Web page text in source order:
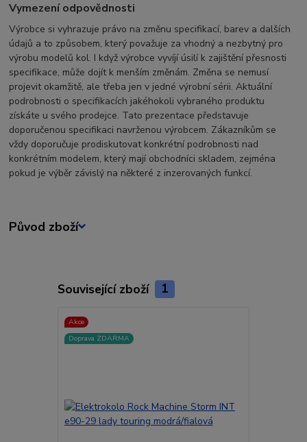
Vymezení odpovědnosti
Výrobce si vyhrazuje právo na změnu specifikací, barev a dalších
údajů a to způsobem, který považuje za vhodný a nezbytný pro
výrobu modelů kol. I když výrobce vyvíjí úsilí k zajištění přesnosti
specifikace, může dojít k menším změnám. Změna se nemusí
projevit okamžitě, ale třeba jen v jedné výrobní sérii. Aktuální
podrobnosti o specifikacích jakéhokoli vybraného produktu
získáte u svého prodejce. Tato prezentace představuje
doporučenou specifikaci navrženou výrobcem. Zákazníkům se
vždy doporučuje prodiskutovat konkrétní podrobnosti nad
konkrétním modelem, který mají obchodníci skladem, zejména
pokud je výběr závislý na některé z inzerovaných funkcí.
Původ zboží
Související zboží 1
Akce
Doprava ZDARMA